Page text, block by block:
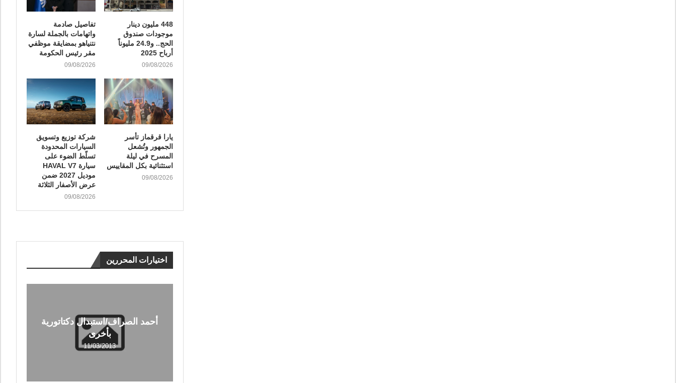
448 مليون دينار
موجودات صندوق
الحج.. و24.9 مليوناً
أرباح 2025
09/08/2026
تفاصيل صادمة
واتهامات بالجملة لسارة
نتنياهو بمضايقة موظفي
مقر رئيس الحكومة
09/08/2026
يارا قرقماز تأسر
الجمهور وتُشعل
المسرح في ليلة
استثنائية بكل المقاييس
09/08/2026
شركة توزيع وتسويق
السيارات المحدودة
تسلّط الضوء على
سيارة HAVAL V7
موديل 2027 ضمن
عرض الأصفار الثلاثة
09/08/2026
اختيارات المحررين
أحمد الصراف/استبدال دكتاتورية
بأخرى
11/03/2013